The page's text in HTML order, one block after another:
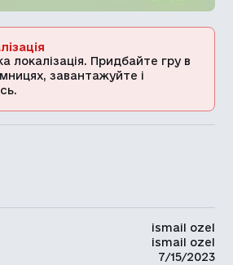
локалізація. Придбайте гру в
завантажуйте і
ismail ozel
ismail ozel
7/15/2023